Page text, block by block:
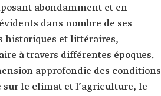
abondamment et en
dans nombre de ses
historiques et littéraires,
à travers différentes époques.
approfondie des conditions
sur le climat et l’agriculture, le